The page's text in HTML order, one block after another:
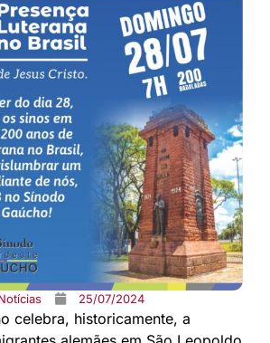
25/07/2024
celebra, historicamente, a